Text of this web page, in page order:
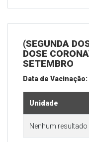
(SEGUNDA
DOSE
SETEMBRO
Data de Vacinação:
Unidade
Nenhum